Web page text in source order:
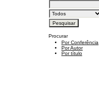
Procurar
Por Conferência
Por Autor
Por título